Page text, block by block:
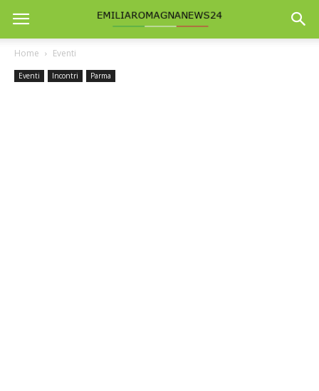
Home Eventi
Eventi Incontri Parma